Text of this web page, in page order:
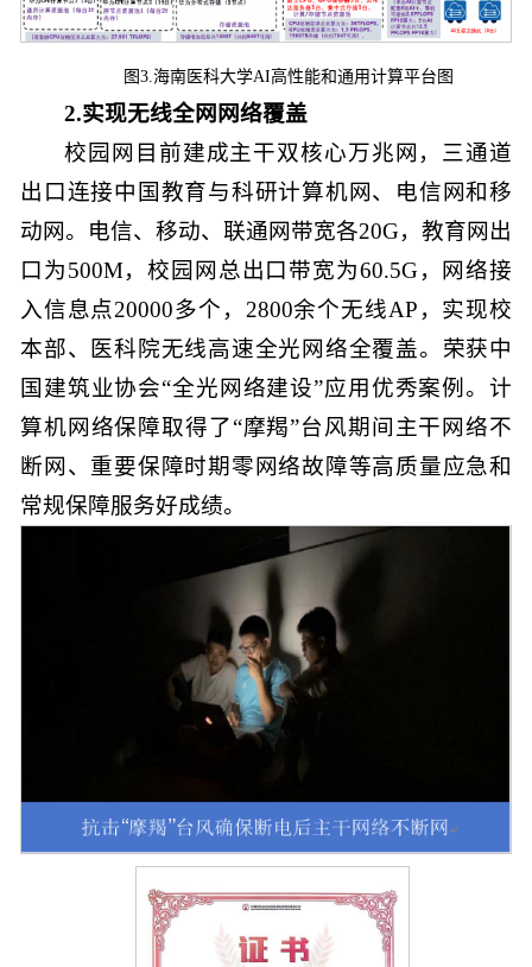
图3.海南医科大学AI高性能和通用计算平台图
2.实现无线全网网络覆盖
校园网目前建成主干双核心万兆网，三通道
出口连接中国教育与科研计算机网、电信网和移
动网。电信、移动、联通网带宽各20G，教育网出
口为500M，校园网总出口带宽为60.5G，网络接
入信息点20000多个，2800余个无线AP，实现校
本部、医科院无线高速全光网络全覆盖。荣获中
国建筑业协会“全光网络建设”应用优秀案例。计
算机网络保障取得了“摩羯”台风期间主干网络不
断网、重要保障时期零网络故障等高质量应急和
常规保障服务好成绩。